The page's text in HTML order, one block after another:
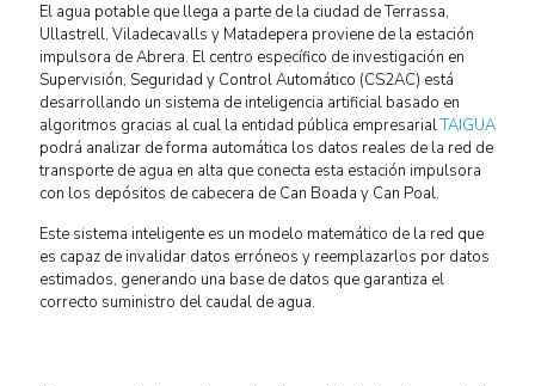
El agua potable que llega a parte de la ciudad de Terrassa,
Ullastrell, Viladecavalls y Matadepera proviene de la estación
impulsora de Abrera. El centro específico de investigación en
Supervisión, Seguridad y Control Automático (CS2AC) está
desarrollando un sistema de inteligencia artificial basado en
algoritmos gracias al cual la entidad pública empresarialTAIGUA
podrá analizar de forma automática los datos reales de la red de
transporte de agua en alta que conecta esta estación impulsora
con los depósitos de cabecera de Can Boada y Can Poal.
Este sistema inteligente es un modelo matemático de la red que
es capaz de invalidar datos erróneos y reemplazarlos por datos
estimados, generando una base de datos que garantiza el
correcto suministro del caudal de agua.